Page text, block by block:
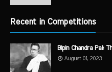
Recent in Competitions
Bipin Chandra Pal:
August 01, 2023